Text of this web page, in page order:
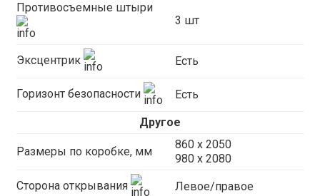
Противосъемные штыри
3 шт
Эксцентрик Есть
Горизонт безопасности Есть
Другое
Размеры по коробке, мм
860 х 2050
980 х 2080
Сторона открывания Левое/правое